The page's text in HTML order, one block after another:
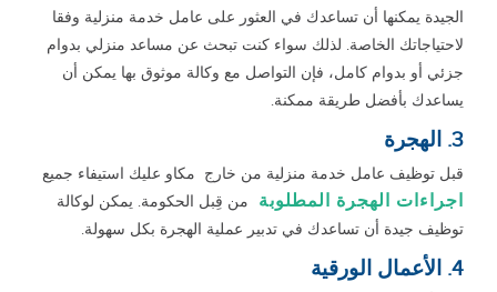
الجيدة يمكنها أن تساعدك في العثور على عامل خدمة منزلية وفقا
لاحتياجاتك الخاصة. لذلك سواء كنت تبحث عن مساعد منزلي بدوام
جزئي أو بدوام كامل، فإن التواصل مع وكالة موثوق بها يمكن أن
يساعدك بأفضل طريقة ممكنة.
3. الهجرة
قبل توظيف عامل خدمة منزلية من خارج مكاو عليك استيفاء جميع
اجراءات الهجرة المطلوبة
من قِبل الحكومة. يمكن لوكالة
توظيف جيدة أن تساعدك في تدبير عملية الهجرة بكل سهولة.
4. الأعمال الورقية